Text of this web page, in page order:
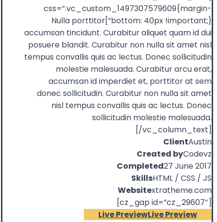
css=”.vc_custom_1497307579609{margin-
bottom: 40px !important;}”]Nulla porttitor
accumsan tincidunt. Curabitur aliquet quam id dui
posuere blandit. Curabitur non nulla sit amet nisl
tempus convallis quis ac lectus. Donec sollicitudin
molestie malesuada. Curabitur arcu erat,
accumsan id imperdiet et, porttitor at sem
donec sollicitudin. Curabitur non nulla sit amet
nisl tempus convallis quis ac lectus. Donec
sollicitudin molestie malesuada.
[/vc_column_text]
ClientAustin
Created byCodevz
Completed27 June 2017
SkillsHTML / CSS / JS
Websitextratheme.com
[cz_gap id=”cz_29607″]
Live PreviewLive Preview